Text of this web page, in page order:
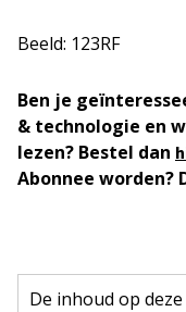
Beeld: 123RF
Ben je
& technologie en
lezen? Bestel dan
Abonnee worden?
De inhoud op